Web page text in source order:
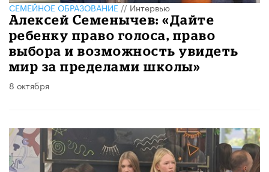
СЕМЕЙНОЕ ОБРАЗОВАНИЕ//Интервью
Алексей Семенычев: «Дайте
ребенку право голоса, право
выбора и возможность увидеть
мир за пределами школы»
8 октября